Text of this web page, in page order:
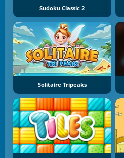
Sudoku Classic 2
Solitaire Tripeaks